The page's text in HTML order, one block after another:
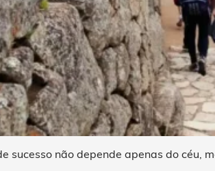
sucesso não depende apenas do céu,